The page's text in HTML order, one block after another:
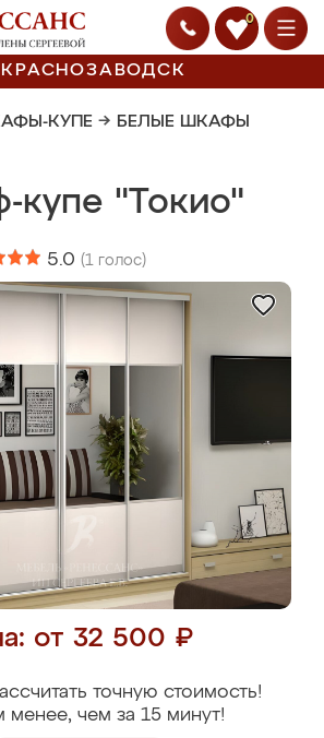
0
КРАСНОЗАВОДСК
КУПЕ → БЕЛЫЕ ШКАФЫ
купе "Токио"
5.0 (1 голос)
от 32 500 ₽
точную стоимость!
менее, чем за 15 минут!